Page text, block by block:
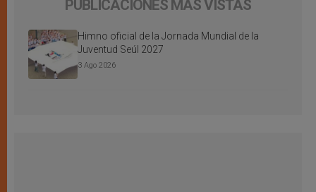
PUBLICACIONES MÁS VISTAS
Himno oficial de la Jornada Mundial de la
Juventud Seúl 2027
3 Ago 2026